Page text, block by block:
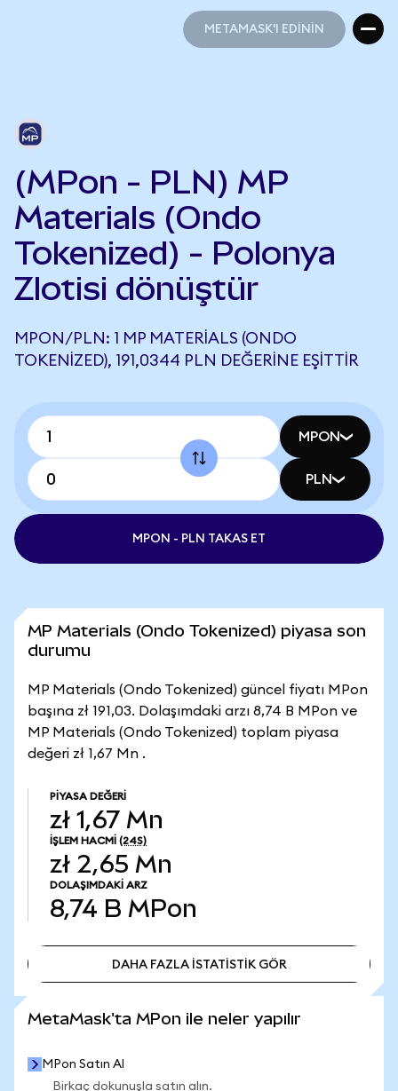
METAMASK'I EDİNİN
(MPon - PLN) MP
Materials (Ondo
Tokenized) - Polonya
Zlotisi dönüştür
MPON/PLN: 1 MP MATERIALS (ONDO
TOKENIZED), 191,0344 PLN DEĞERINE EŞITTIR
MPON
PLN
MPON - PLN TAKAS ET
MP Materials (Ondo Tokenized) piyasa son
durumu
MP Materials (Ondo Tokenized) güncel fiyatı MPon
başına zł 191,03. Dolaşımdaki arzı 8,74 B MPon ve
MP Materials (Ondo Tokenized) toplam piyasa
değeri zł 1,67 Mn .
PIYASA DEĞERI
zł 1,67 Mn
İŞLEM HACMI (24S)
zł 2,65 Mn
DOLAŞIMDAKI ARZ
8,74 B MPon
DAHA FAZLA İSTATİSTİK GÖR
MetaMask'ta MPon ile neler yapılır
MPon Satın Al
Birkaç dokunuşla satın alın.